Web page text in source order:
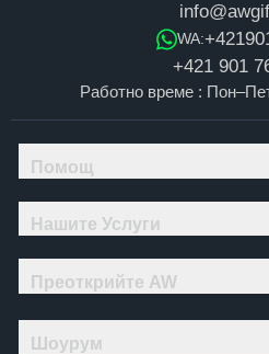
WA:
+421 901
Работно време :
Помощ
Нашите Услуги
Преоткрийте AW
Шоурум